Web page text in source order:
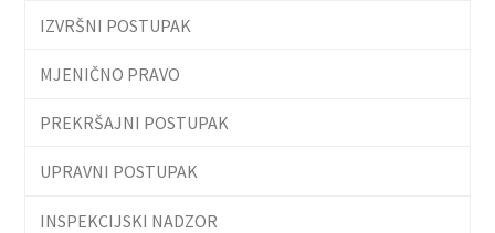
IZVRŠNI POSTUPAK
MJENIČNO PRAVO
PREKRŠAJNI POSTUPAK
UPRAVNI POSTUPAK
INSPEKCIJSKI NADZOR